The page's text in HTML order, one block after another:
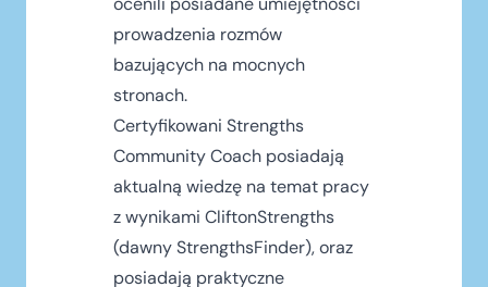
prowadzenia rozmów
bazujących na mocnych
stronach.
Certyfikowani Strengths
Community Coach posiadają
aktualną wiedzę na temat pracy
z wynikami CliftonStrengths
(dawny StrengthsFinder), oraz
posiadają praktyczne